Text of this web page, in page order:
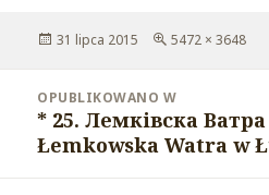
Opublikowano
31 lipca 2015
Pełny
5472 × 3648
wpisu
OPUBLIKOWANO W
* 25. Лемківска
Łemkowska Watra w